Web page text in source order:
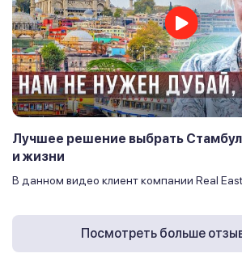
Лучшее решение выбрать
и жизни
В данном видео клиент компании Real
Посмотреть больше